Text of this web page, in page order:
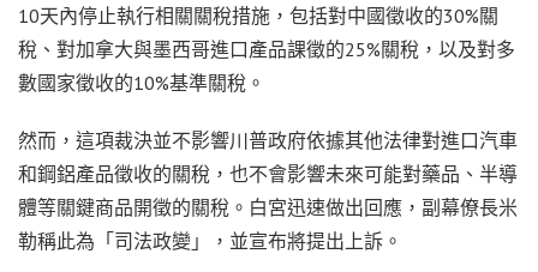
10天內停止執行相關關稅措施，包括對中國徵收的30%關
稅、對加拿大與墨西哥進口產品課徵的25%關稅，以及對多
數國家徵收的10%基準關稅。
然而，這項裁決並不影響川普政府依據其他法律對進口汽車
和鋼鋁產品徵收的關稅，也不會影響未來可能對藥品、半導
體等關鍵商品開徵的關稅。白宮迅速做出回應，副幕僚長米
勒稱此為「司法政變」，並宣布將提出上訴。